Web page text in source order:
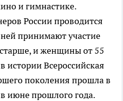
и гимнастике.
России проводится
принимают участие
и женщины от 55
истории Всероссийская
поколения прошла в
июне прошлого года.